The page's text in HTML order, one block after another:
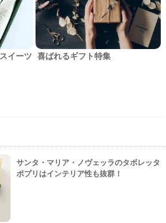
イーツ 喜ばれるギフト特集
サンタ・マリア・ノヴェッラのタボレッタ
ポプリはインテリア性も抜群！